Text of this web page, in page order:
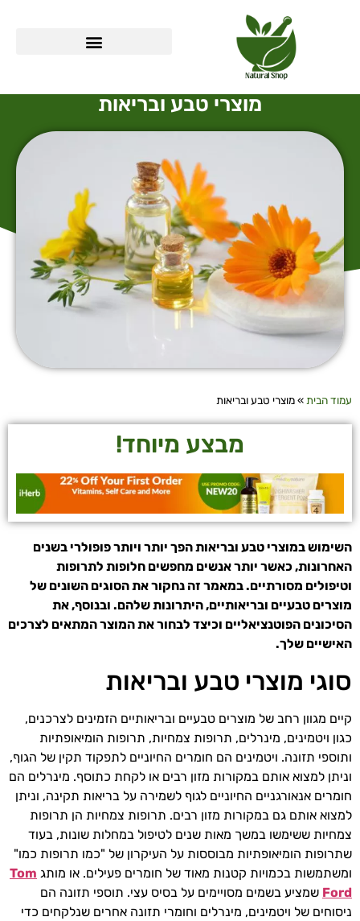
מוצרי טבע ובריאות
עמוד הבית»מוצרי טבע ובריאות
מבצע מיוחד!
השימוש במוצרי טבע ובריאות הפך יותר ויותר פופולרי בשנים
האחרונות, כאשר יותר אנשים מחפשים חלופות לתרופות
וטיפולים מסורתיים. במאמר זה נחקור את הסוגים השונים של
מוצרים טבעיים ובריאותיים, היתרונות שלהם. ובנוסף, את
הסיכונים הפוטנציאליים וכיצד לבחור את המוצר המתאים לצרכים
האישיים שלך.
סוגי מוצרי טבע ובריאות
קיים מגוון רחב של מוצרים טבעיים ובריאותיים הזמינים לצרכנים,
כגון ויטמינים, מינרלים, תרופות צמחיות, תרופות הומיאופתיות
ותוספי תזונה. ויטמינים הם חומרים החיוניים לתפקוד תקין של הגוף,
וניתן למצוא אותם במקורות מזון רבים או לקחת כתוסף. מינרלים הם
חומרים אנאורגניים החיוניים לגוף לשמירה על בריאות תקינה, וניתן
למצוא אותם גם במקורות מזון רבים. תרופות צמחיות הן תרופות
צמחיות ששימשו במשך מאות שנים לטיפול במחלות שונות, בעוד
שתרופות הומיאופתיות מבוססות על העיקרון של "כמו תרופות כמו"
ומשתמשות בכמויות קטנות מאוד של חומרים פעילים. או מותג Tom
Ford שמציע בשמים מסויימים על בסיס עצי. תוספי תזונה הם
ניסוחים של ויטמינים, מינרלים וחומרי תזונה אחרים שנלקחים כדי